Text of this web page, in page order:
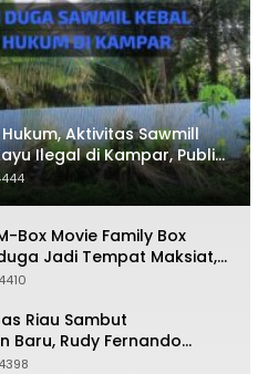
Aktivitas Sawmill
Ilegal di Kampar, Publik
Penegakan Hukum Polres
Box Movie Family Box
Jadi Tempat Maksiat,
Pemerintah Lakukan
4410
Riau Sambut
Baru, Rudy Fernando
Kakanwil
4398